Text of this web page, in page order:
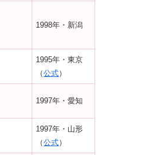
1998年・新潟
1995年・東京
（公式）
1997年・愛知
1997年・山形
（公式）